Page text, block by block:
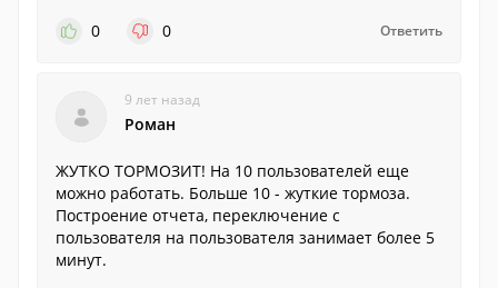
0
0 Ответить
9 лет назад
Роман
ЖУТКО ТОРМОЗИТ! На 10 пользователей еще
можно работать. Больше 10 - жуткие тормоза.
Построение отчета, переключение с
пользователя на пользователя занимает более 5
минут.